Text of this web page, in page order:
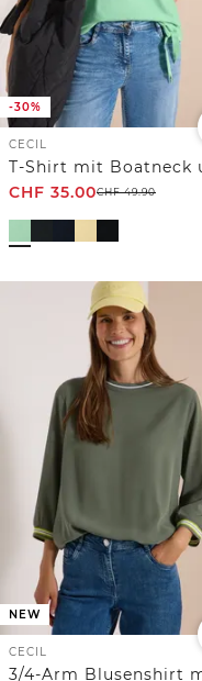
-30%
CECIL
CHF 35.00CHF49.90
NEW
CECIL